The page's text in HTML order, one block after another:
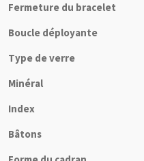
Fermeture du bracelet
Boucle déployante
Type de verre
Minéral
Index
Bâtons